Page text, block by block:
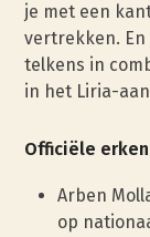
je met een
vertrekken.
telkens in
in het Liria-
Officiële
Arben
op